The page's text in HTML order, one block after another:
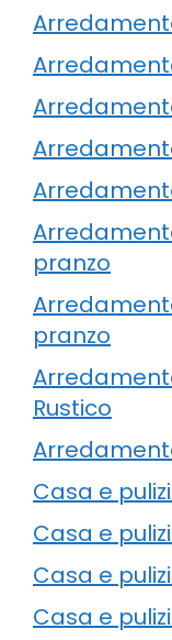
pranzo
pranzo
Rustico
Casa e
Casa e
Casa e
Casa e